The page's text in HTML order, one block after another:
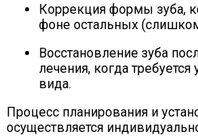
Коррекция формы зуба,
фоне остальных
Восстановление зуба
лечения, когда
вида.
Процесс планирования и
осуществляется